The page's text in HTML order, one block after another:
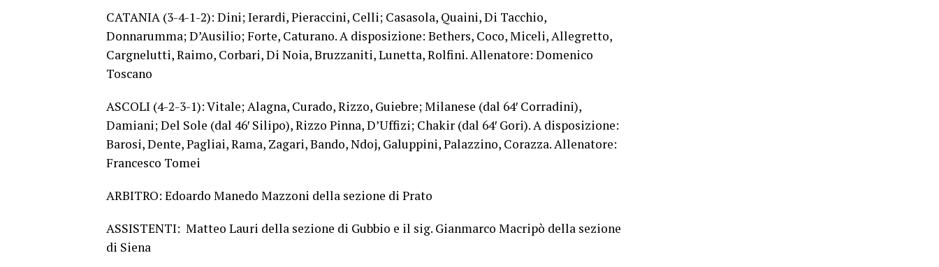
CATANIA (3-4-1-2): Dini; Ierardi, Pieraccini, Celli; Casasola, Quaini, Di Tacchio,
Donnarumma; D’Ausilio; Forte, Caturano. A disposizione: Bethers, Coco, Miceli, Allegretto,
Cargnelutti, Raimo, Corbari, Di Noia, Bruzzaniti, Lunetta, Rolfini. Allenatore: Domenico
Toscano
ASCOLI (4-2-3-1): Vitale; Alagna, Curado, Rizzo, Guiebre; Milanese (dal 64′ Corradini),
Damiani; Del Sole (dal 46′ Silipo), Rizzo Pinna, D’Uffizi; Chakir (dal 64′ Gori). A disposizione:
Barosi, Dente, Pagliai, Rama, Zagari, Bando, Ndoj, Galuppini, Palazzino, Corazza. Allenatore:
Francesco Tomei
ARBITRO: Edoardo Manedo Mazzoni della sezione di Prato
ASSISTENTI: Matteo Lauri della sezione di Gubbio e il sig. Gianmarco Macripò della sezione
di Siena